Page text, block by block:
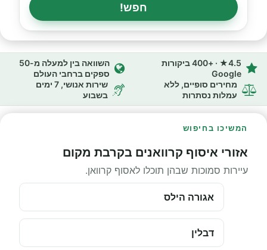
חפש!
4.5★ · +400 ביקורות
Google
השוואה בין למעלה מ-50
ספקים ברחבי העולם
מחירים סופיים, ללא
עמלות נסתרות
שירות אנושי, 7 ימים
בשבוע
המשיכו בחיפוש
אזורי איסוף קרוואנים בקרבת מקום
עיירות סמוכות שבהן תוכלו לאסוף קרוואן.
אגורה הילס
דבלין